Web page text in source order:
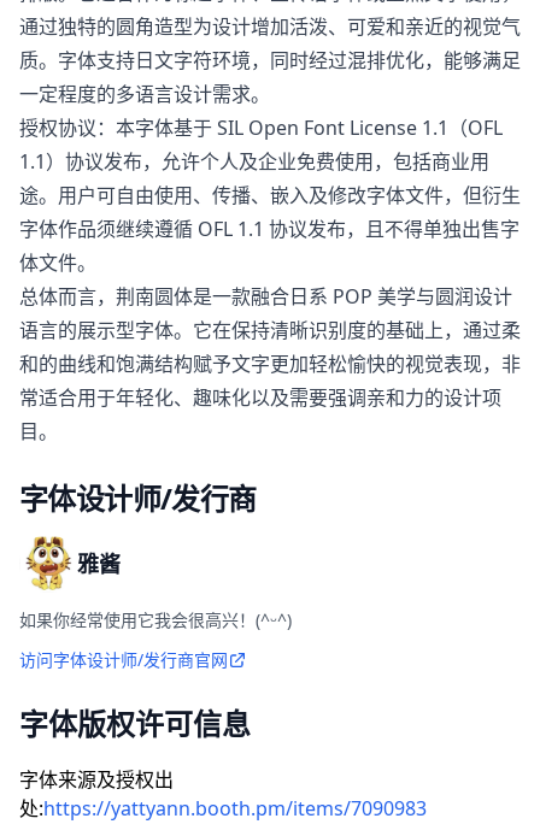
通过独特的圆角造型为设计增加活泼、可爱和亲近的视觉气
质。字体支持日文字符环境，同时经过混排优化，能够满足
一定程度的多语言设计需求。
授权协议：本字体基于 SIL Open Font License 1.1（OFL
1.1）协议发布，允许个人及企业免费使用，包括商业用
途。用户可自由使用、传播、嵌入及修改字体文件，但衍生
字体作品须继续遵循 OFL 1.1 协议发布，且不得单独出售字
体文件。
总体而言，荆南圆体是一款融合日系 POP 美学与圆润设计
语言的展示型字体。它在保持清晰识别度的基础上，通过柔
和的曲线和饱满结构赋予文字更加轻松愉快的视觉表现，非
常适合用于年轻化、趣味化以及需要强调亲和力的设计项
目。
字体设计师/发行商
雅酱
如果你经常使用它我会很高兴！(^ᵕ^)
访问字体设计师/发行商官网
字体版权许可信息
字体来源及授权出
处:https://yattyann.booth.pm/items/7090983